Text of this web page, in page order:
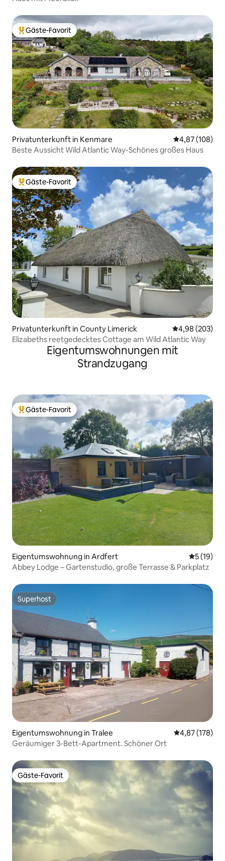
Beliebter Gäste-Favorit.
Gäste-Favorit
Privatunterkunft in Kenmare
4,87 (108)
Beste Aussicht Wild Atlantic Way-Schönes großes Haus
Beliebter Gäste-Favorit.
Gäste-Favorit
Privatunterkunft in County Limerick
4,98 (203)
Elizabeths reetgedecktes Cottage am Wild Atlantic Way
Eigentumswohnungen mit
Strandzugang
Beliebter Gäste-Favorit.
Gäste-Favorit
Eigentumswohnung in Ardfert
5 (19)
Abbey Lodge – Gartenstudio, große Terrasse & Parkplatz
Superhost
Superhost
Eigentumswohnung in Tralee
4,87 (178)
Geräumiger 3-Bett-Apartment. Schöner Ort
Gäste-Favorit
Gäste-Favorit